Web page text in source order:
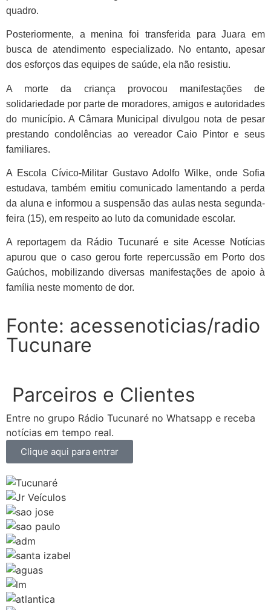
quadro.
Posteriormente, a menina foi transferida para Juara em
busca de atendimento especializado. No entanto, apesar
dos esforços das equipes de saúde, ela não resistiu.
A morte da criança provocou manifestações de
solidariedade por parte de moradores, amigos e autoridades
do município. A Câmara Municipal divulgou nota de pesar
prestando condolências ao vereador Caio Pintor e seus
familiares.
A Escola Cívico-Militar Gustavo Adolfo Wilke, onde Sofia
estudava, também emitiu comunicado lamentando a perda
da aluna e informou a suspensão das aulas nesta segunda-
feira (15), em respeito ao luto da comunidade escolar.
A reportagem da Rádio Tucunaré e site Acesse Notícias
apurou que o caso gerou forte repercussão em Porto dos
Gaúchos, mobilizando diversas manifestações de apoio à
família neste momento de dor.
Fonte: acessenoticias/radio
Tucunare
Parceiros e Clientes
Entre no grupo Rádio Tucunaré no Whatsapp e receba
notícias em tempo real.
Clique aqui para entrar